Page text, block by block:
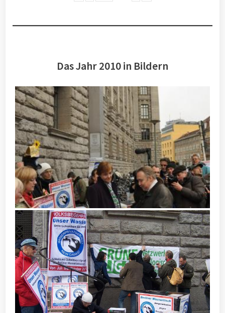
Das Jahr 2010 in Bildern